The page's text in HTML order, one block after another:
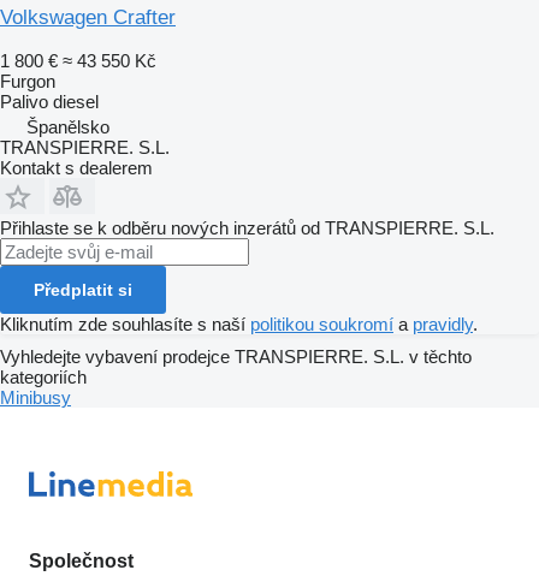
Volkswagen Crafter
1 800 € ≈ 43 550 Kč
Furgon
Palivo diesel
Španělsko
TRANSPIERRE. S.L.
Kontakt s dealerem
Přihlaste se k odběru nových inzerátů od TRANSPIERRE. S.L.
Předplatit si
Kliknutím zde souhlasíte s naší politikou soukromí a pravidly.
Vyhledejte vybavení prodejce TRANSPIERRE. S.L. v těchto
kategoriích
Minibusy
Společnost